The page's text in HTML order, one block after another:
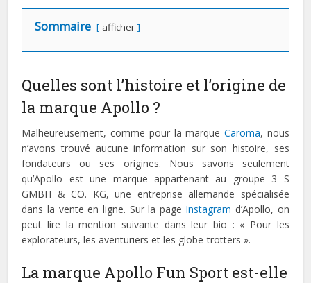
Sommaire afficher
Quelles sont l’histoire et l’origine de
la marque Apollo ?
Malheureusement, comme pour la marqueCaroma, nous
n’avons trouvé aucune information sur son histoire, ses
fondateurs ou ses origines. Nous savons seulement
qu’Apollo est une marque appartenant au groupe 3 S
GMBH & CO. KG, une entreprise allemande spécialisée
dans la vente en ligne. Sur la page Instagram d’Apollo, on
peut lire la mention suivante dans leur bio : « Pour les
explorateurs, les aventuriers et les globe-trotters ».
La marque Apollo Fun Sport est-elle